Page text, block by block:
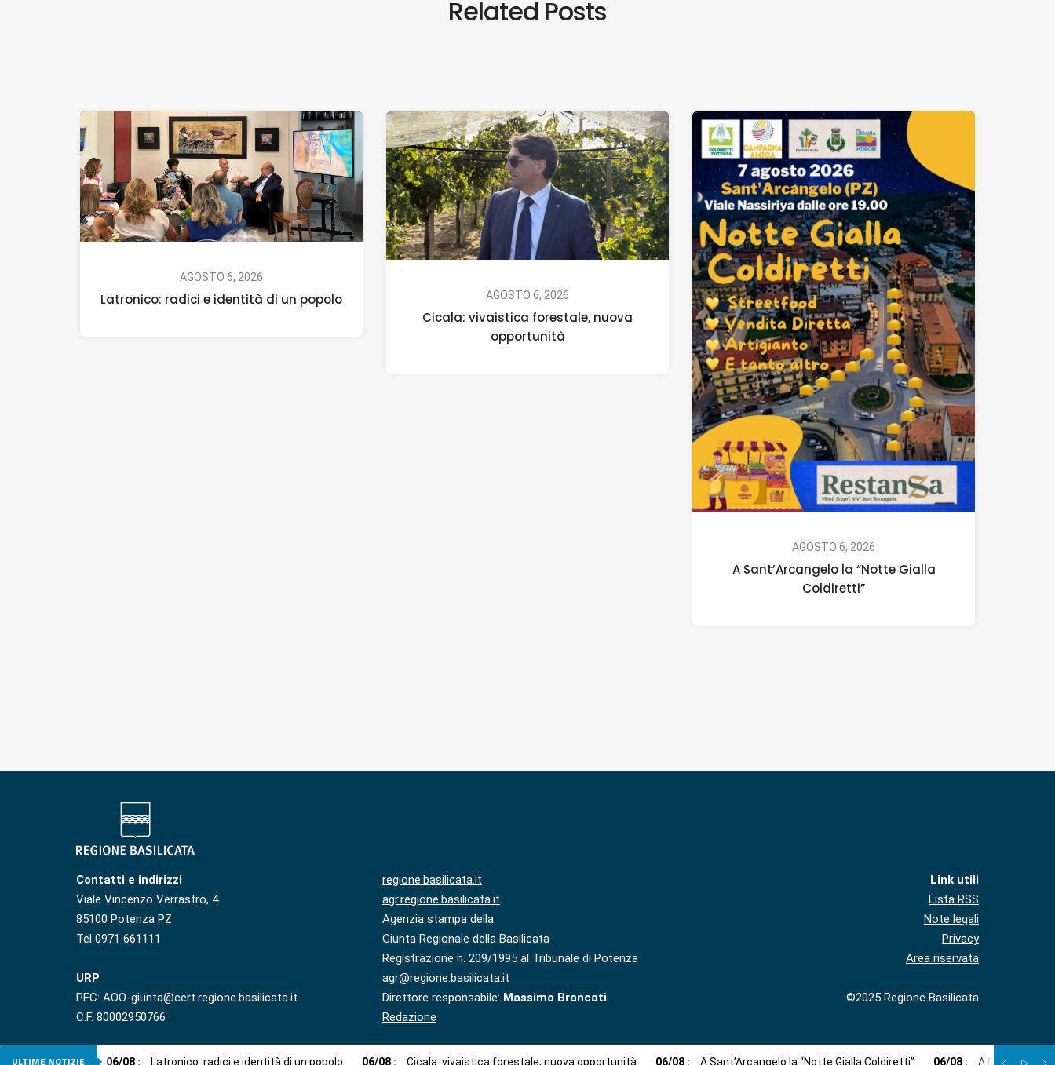
Related Posts
AGOSTO 6, 2026
Latronico: radici e identità di un popolo AGOSTO 6, 2026
Cicala: vivaistica forestale, nuova
opportunità
AGOSTO 6, 2026
A Sant’Arcangelo la “Notte Gialla
Coldiretti”
Contatti e indirizzi
Viale Vincenzo Verrastro, 4
85100 Potenza PZ
Tel 0971 661111
URP
PEC: AOO-giunta@cert.regione.basilicata.it
C.F. 80002950766
regione.basilicata.it
agr.regione.basilicata.it
Agenzia stampa della
Giunta Regionale della Basilicata
Registrazione n. 209/1995 al Tribunale di Potenza
agr@regione.basilicata.it
Direttore responsabile: Massimo Brancati
Redazione
Link utili
Lista RSS
Note legali
Privacy
Area riservata
©2025 Regione Basilicata
ULTIME NOTIZIE 06/08 : Latronico: radici e identità di un popolo 06/08 : Cicala: vivaistica forestale, nuova opportunità 06/08 : A Sant’Arcangelo la “Notte Gialla Coldiretti” 06/08 : A Monticchio